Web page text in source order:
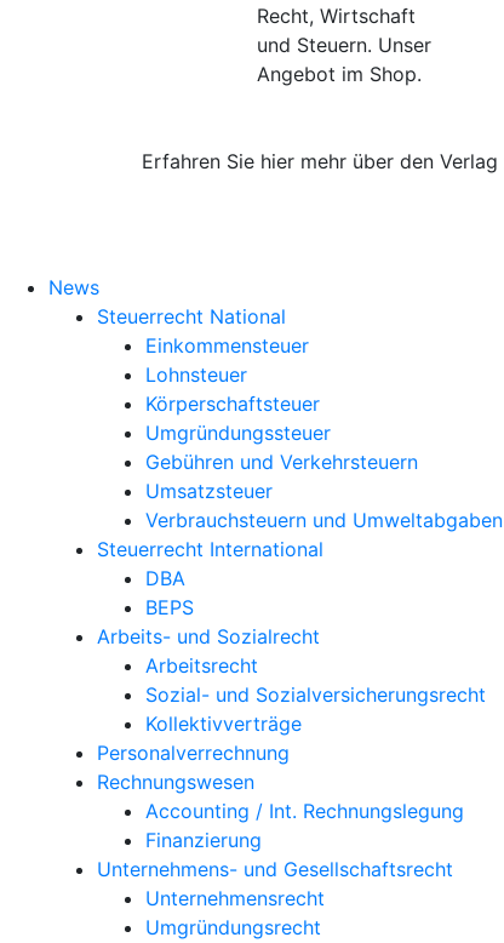
Recht, Wirtschaft
und Steuern. Unser
Angebot im Shop.
Erfahren Sie hier mehr über den Verlag
News
Steuerrecht National
Einkommensteuer
Lohnsteuer
Körperschaftsteuer
Umgründungssteuer
Gebühren und Verkehrsteuern
Umsatzsteuer
Verbrauchsteuern und Umweltabgaben
Steuerrecht International
DBA
BEPS
Arbeits- und Sozialrecht
Arbeitsrecht
Sozial- und Sozialversicherungsrecht
Kollektivverträge
Personalverrechnung
Rechnungswesen
Accounting / Int. Rechnungslegung
Finanzierung
Unternehmens- und Gesellschaftsrecht
Unternehmensrecht
Umgründungsrecht